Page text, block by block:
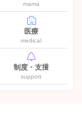
mama
医療
medical
制度・支援
support